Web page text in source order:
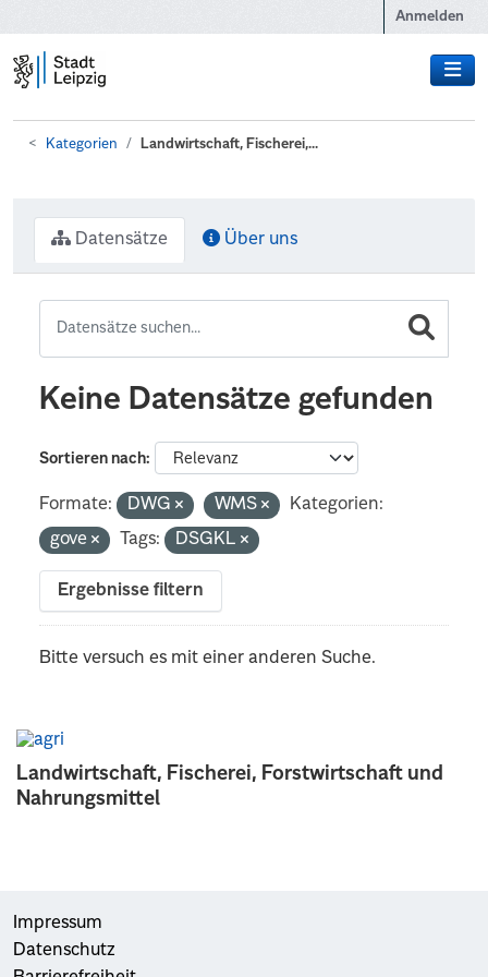
Anmelden
Kategorien Landwirtschaft, Fischerei,...
Landwirtschaft, Fischerei, Forstwirtschaft und
Nahrungsmittel
Datensätze Über uns
Keine Datensätze gefunden
Sortieren nach
Formate: DWG WMS
Kategorien:
gove
Tags: DSGKL
Ergebnisse filtern
Bitte versuch es mit einer anderen Suche.
Impressum
Datenschutz